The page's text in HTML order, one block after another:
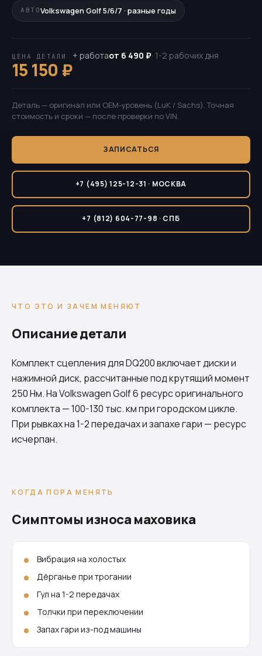
АВТОVolkswagen Golf 5/6/7 · разные годы
ЦЕНА ДЕТАЛИ
15 150 ₽
+ работаот 6 490 ₽· 1-2 рабочих дня
Деталь — оригинал или OEM-уровень (LuK / Sachs). Точная
стоимость и сроки — после проверки по VIN.
ЗАПИСАТЬСЯ
+7 (495) 125-12-31 · МОСКВА
+7 (812) 604-77-98 · СПБ
ЧТО ЭТО И ЗАЧЕМ МЕНЯЮТ
Описание детали
Комплект сцепления дляDQ200включает диски и
нажимной диск, рассчитанные под крутящий момент
250 Нм. На Volkswagen Golf 6 ресурс оригинального
комплекта — 100-130 тыс. км при городском цикле.
При рывках на 1-2 передачах и запахе гари — ресурс
исчерпан.
КОГДА ПОРА МЕНЯТЬ
Симптомы износа маховика
Вибрация на холостых
Дёрганье при трогании
Гул на 1-2 передачах
Толчки при переключении
Запах гари из-под машины